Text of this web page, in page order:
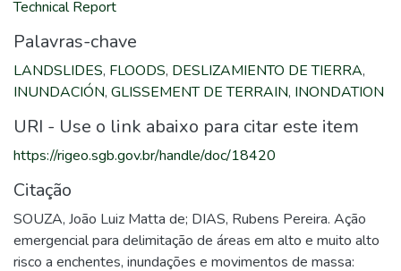
Technical Report
Palavras-chave
LANDSLIDES, FLOODS, DESLIZAMIENTO DE TIERRA,
INUNDACIÓN, GLISSEMENT DE TERRAIN, INONDATION
URI - Use o link abaixo para citar este item
https://rigeo.sgb.gov.br/handle/doc/18420
Citação
SOUZA, João Luiz Matta de; DIAS, Rubens Pereira. Ação
emergencial para delimitação de áreas em alto e muito alto
risco a enchentes, inundações e movimentos de massa: